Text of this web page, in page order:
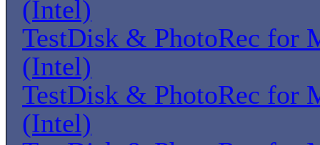
(Intel)
TestDisk & PhotoRec for
(Intel)
TestDisk & PhotoRec for
(Intel)